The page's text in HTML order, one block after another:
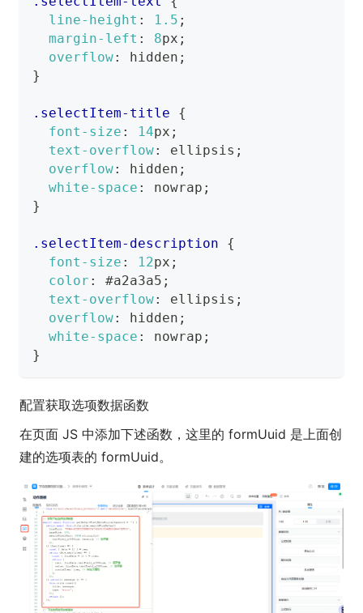
line-height : 1.5 ;
margin-left : 8px ;
overflow: hidden ;
}
.selectItem-title
{
font-size : 14px ;
text-overflow: ellipsis ;
overflow: hidden ;
white-space : nowrap ;
}
.selectItem-description
{
font-size : 12px ;
color : #a2a3a5 ;
text-overflow: ellipsis ;
overflow: hidden ;
white-space : nowrap ;
}
配置获取选项数据函数
在页面 JS 中添加下述函数，这里的 formUuid 是上面创
建的选项表的 formUuid。